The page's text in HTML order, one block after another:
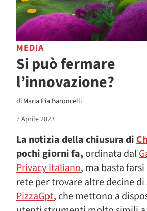
MEDIA
Si può fermare
l’innovazione?
di Maria Pia Baroncelli
7 Aprile 2023
La notizia della chiusura di
pochi giorni fa, ordinata dal
Privacy italiano, ma basta
rete per trovare altre decine
PizzaGpt, che mettono a